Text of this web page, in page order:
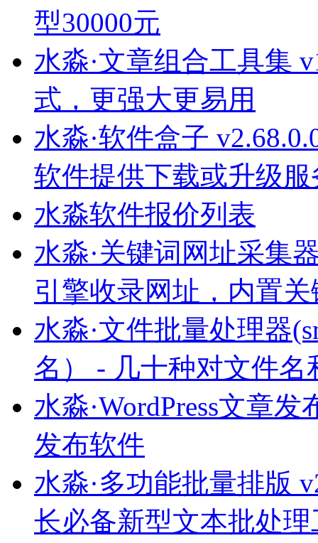
型30000元
水淼·文章组合工具集
式，更强大更易用
水淼·软件盒子
软件提供下载或升级服
水淼软件报价列表
水淼·关键词网址采集
引擎收录网址，内置
水淼·文件批量处理器
名） - 几十种对文件
水淼·WordPress文章
发布软件
水淼·多功能批量排版
长必备新型文本批处理